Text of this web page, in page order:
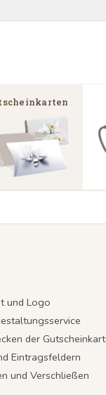
und Logo
der
Eintragsfeldern
und Verschließen